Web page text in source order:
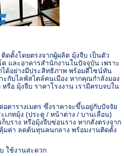
ดตั้งโดยตรงจากผู้ผลิต มุ้งจีบ เป็นตัว
และอาคารสำนักงานในปัจจุบัน เพราะ
ด้อย่างมีประสิทธิภาพ พร้อมดีไซน์ทัน
ะกับไลฟ์สไตล์คนเมือง หากคุณกำลังมอง
หรือ มุ้งจีบ ราคาโรงงาน เรามีครบจบใน
อตารางเมตร ซึ่งราคาจะขึ้นอยู่กับปัจจัย
ภทมุ้ง (ประตู / หน้าต่าง / บานเลื่อน)
บราง หรือมุ้งจีบซ่อนราง หากสั่งตรงจาก
มค่า ลดต้นทุนคนกลาง พร้อมงานติดตั้ง
ใช้งานสะดวก